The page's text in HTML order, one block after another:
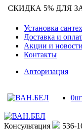
СКИДКА 5% ДЛЯ
Установка
Доставка и
Акции и новости
Контакты
Авторизация
0
Консультация
536-